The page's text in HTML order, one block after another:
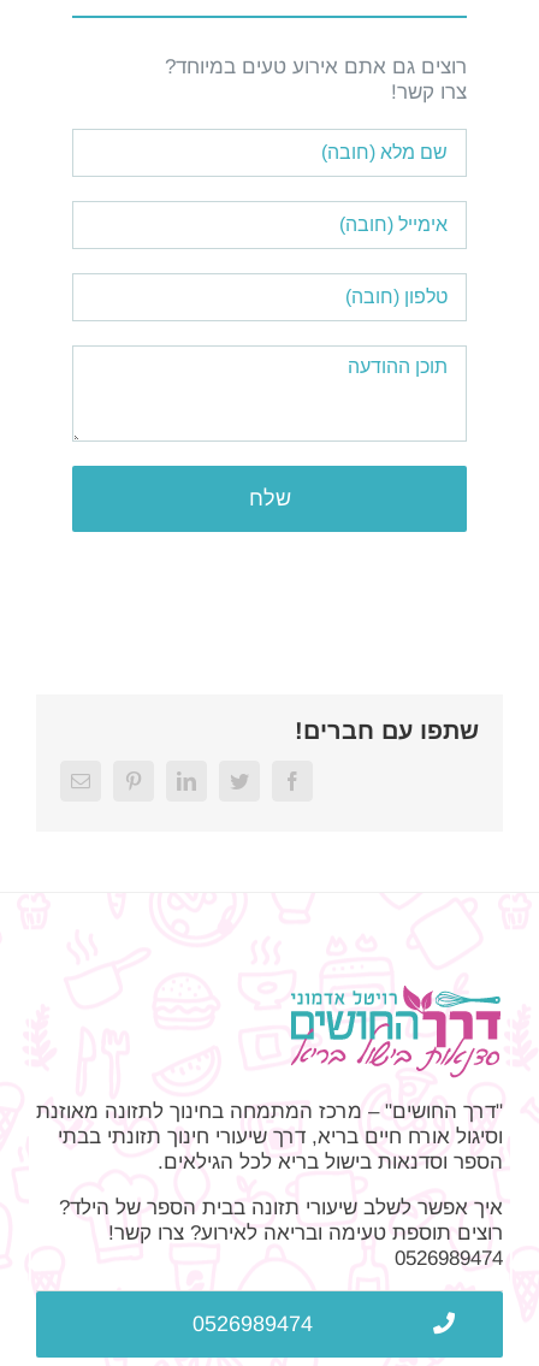
רוצים גם אתם אירוע טעים במיוחד?
צרו קשר!
שתפו עם חברים!
Facebook
Twitter
LinkedIn
Pinterest
Email
"דרך החושים" – מרכז המתמחה בחינוך לתזונה מאוזנת
וסיגול אורח חיים בריא, דרך שיעורי חינוך תזונתי בבתי
הספר וסדנאות בישול בריא לכל הגילאים.
איך אפשר לשלב שיעורי תזונה בבית הספר של הילד?
רוצים תוספת טעימה ובריאה לאירוע? צרו קשר!
0526989474
0526989474